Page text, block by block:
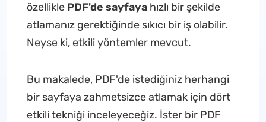
özellikle PDF'de sayfayahızlı bir şekilde
atlamanız gerektiğinde sıkıcı bir iş olabilir.
Neyse ki, etkili yöntemler mevcut.
Bu makalede, PDF'de istediğiniz herhangi
bir sayfaya zahmetsizce atlamak için dört
etkili tekniği inceleyeceğiz. İster bir PDF